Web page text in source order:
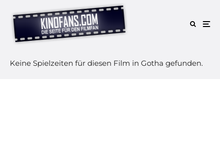
Keine Spielzeiten für diesen Film in Gotha gefunden.